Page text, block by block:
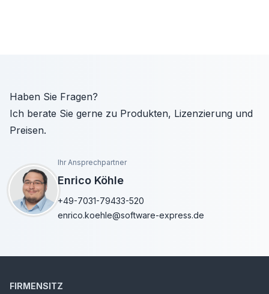
Haben Sie Fragen?
Ich berate Sie gerne zu Produkten, Lizenzierung und
Preisen.
Ihr Ansprechpartner
Enrico Köhle
+49-7031-79433-520
enrico.koehle@software-express.de
FIRMENSITZ